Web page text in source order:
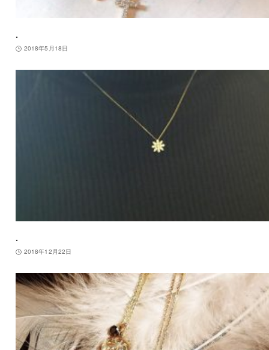
.
2018年5月18日
.
2018年12月22日